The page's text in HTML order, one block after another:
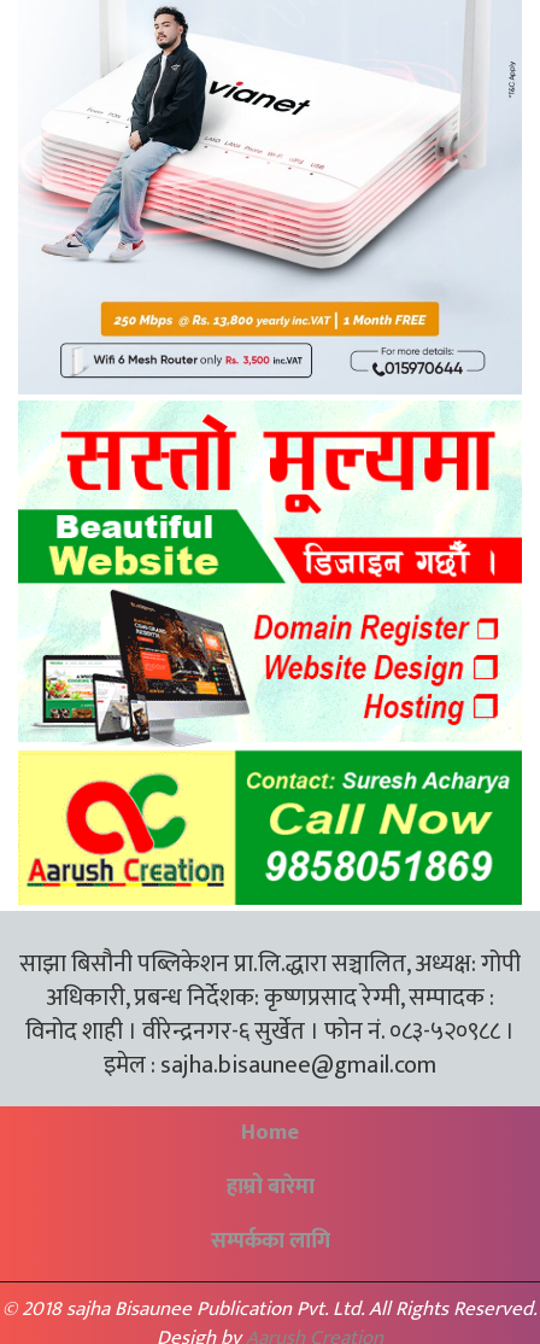
साझा बिसौनी पब्लिकेशन प्रा.लि.द्धारा सञ्चालित, अध्यक्ष: गोपी
अधिकारी, प्रबन्ध निर्देशक: कृष्णप्रसाद रेग्मी, सम्पादक :
विनोद शाही । वीरेन्द्रनगर-६ सुर्खेत । फोन नं. ०८३-५२०९८८ ।
इमेल :sajha.bisaunee@gmail.com
Home
हाम्रो बारेमा
सम्पर्कका लागि
© 2018 sajha Bisaunee Publication Pvt. Ltd. All Rights Reserved.